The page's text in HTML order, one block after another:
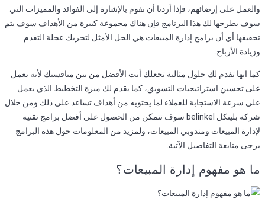
والعمل على إرضائهم، فإذا أردنا أن نقوم بالإشارة إلى الفوائد والمميزات التي
سوف يطرحها لك هذا البرنامج فإن هناك مجموعة كبيرة من الأهداف سوف يتم
تحقيقها أي أن برامج إدارة المبيعات هي الحل الأمثل لتحريك عجلة التقدم
وزيادة الأرباح.
كما انها تقدم لك حلول مثالية تجعلك أنت الأفضل من بين منافسيك لأنه يعمل
على تحسين استراتيجيات التسويق، كما يقدم لك ميزة التخطيط الذي يعمل
على سرعة الاستجابة للعملاء لما يحتويه من أهداف تساعد على ذلك ومن خلال
شركة بلينكل belinkel سوف تتمكن من الحصول على أفضل برامج تقنية
لإدارة المبيعات ومندوبي المبيعات، ولمزيد من المعلومات حول هذه البرامج
يرجى متابعة التفاصيل الآتية.
ما هو مفهوم إدارة المبيعات؟